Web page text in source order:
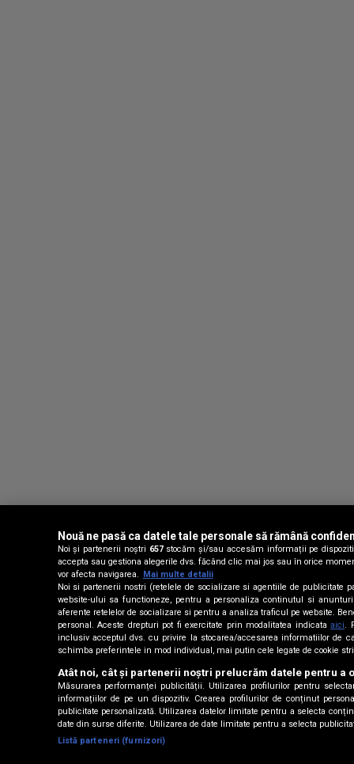
Nouă ne pasă ca datele tale personale să rămână
Noi și partenerii noștri 657stocăm și/sau accesăm informații pe
accepta sau gestiona alegerile dvs. făcând clic mai jos sau în orice
vor afecta navigarea.
Mai multe detalii
Noi si partenerii nostri (retelele de socializare si agentiile de
website-ului sa functioneze, pentru a personaliza continutul si
aferente retelelor de socializare si pentru a analiza traficul pe website.
personal. Aceste drepturi pot fi exercitate prin modalitatea indicataaici.
inclusiv acceptul dvs. cu privire la stocarea/accesarea informatiilor de
schimba preferintele in mod individual, mai putin cele legate de cookie
Atât noi, cât și partenerii noștri prelucrăm datele pentru a
Măsurarea performanței publicității. Utilizarea profilurilor pentru
informațiilor de pe un dispozitiv. Crearea profilurilor de conținut
publicitate personalizată. Utilizarea datelor limitate pentru a selecta
date din surse diferite. Utilizarea de date limitate pentru a selecta
Listă parteneri (furnizori)